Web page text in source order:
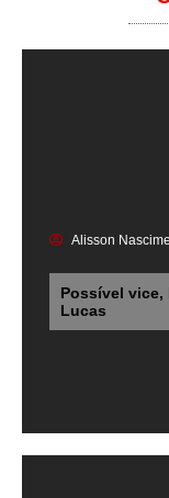
Alisson
Possível vice,
Lucas